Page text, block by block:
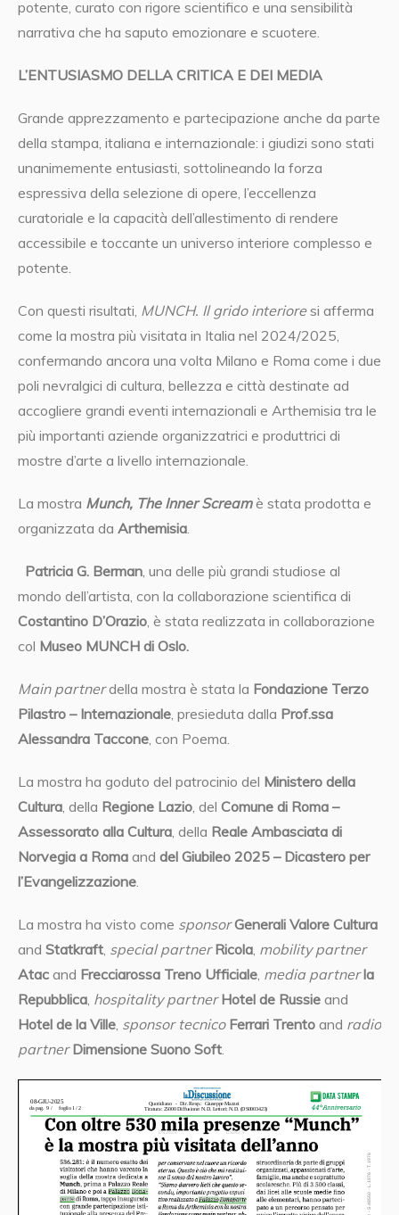
potente, curato con rigore scientifico e una sensibilità
narrativa che ha saputo emozionare e scuotere.
L’ENTUSIASMO DELLA CRITICA E DEI MEDIA
Grande apprezzamento e partecipazione anche da parte
della stampa, italiana e internazionale: i giudizi sono stati
unanimemente entusiasti, sottolineando la forza
espressiva della selezione di opere, l’eccellenza
curatoriale e la capacità dell’allestimento di rendere
accessibile e toccante un universo interiore complesso e
potente.
Con questi risultati, MUNCH. Il grido interioresi afferma
come la mostra più visitata in Italia nel 2024/2025,
confermando ancora una volta Milano e Roma come i due
poli nevralgici di cultura, bellezza e città destinate ad
accogliere grandi eventi internazionali e Arthemisia tra le
più importanti aziende organizzatrici e produttrici di
mostre d’arte a livello internazionale.
La mostra Munch, The Inner Screamè stata prodotta e
organizzata da Arthemisia.
Patricia G. Berman, una delle più grandi studiose al
mondo dell’artista, con la collaborazione scientifica di
Costantino D’Orazio, è stata realizzata in collaborazione
col Museo MUNCH di Oslo.
Main partnerdella mostra è stata la Fondazione Terzo
Pilastro – Internazionale, presieduta dalla Prof.ssa
Alessandra Taccone, con Poema.
La mostra ha goduto del patrocinio del Ministero della
Cultura, della Regione Lazio, del Comune di Roma –
Assessorato alla Cultura, della Reale Ambasciata di
Norvegia a Roma and del Giubileo 2025 – Dicastero per
l’Evangelizzazione.
La mostra ha visto come sponsor Generali Valore Cultura
and Statkraft, special partner Ricola, mobility partner
Atac and Frecciarossa Treno Ufficiale, media partner la
Repubblica, hospitality partner Hotel de Russie and
Hotel de la Ville, sponsor tecnico Ferrari Trento and radio
partner Dimensione Suono Soft.